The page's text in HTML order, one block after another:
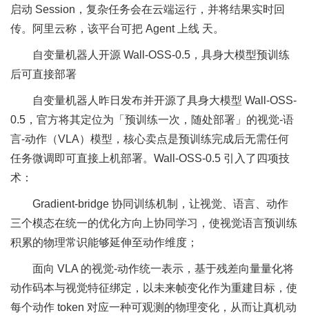
启动 Session，复杂任务会在云端运行，并将结果实时回
传。阿里云称，该平台可把 Agent 上线 天。
自变量机器人开源 Wall-OSS-0.5，具身大模型预训练
后可直接部署
自变量机器人昨日发布并开源了具身大模型 Wall-OSS-
0.5，官方将其定位为「预训练一次，随处部署」的视觉-语
言-动作（VLA）模型，核心卖点是预训练完成后无需任何
任务微调即可直接上机部署。Wall-OSS-0.5 引入了四项技
术：
Gradient-bridge 协同训练机制，让视觉、语言、动作
三个模态在统一的优化方向上协同学习，使视觉语言预训练
积累的物理常识能够延伸至动作维度；
面向 VLA 的视觉-动作统一表示，基于残差向量量化将
动作码本与视觉特征绑定，以未来帧变化作为重建目标，使
每个动作 token 对应一种可观测的物理变化，从而让真机动